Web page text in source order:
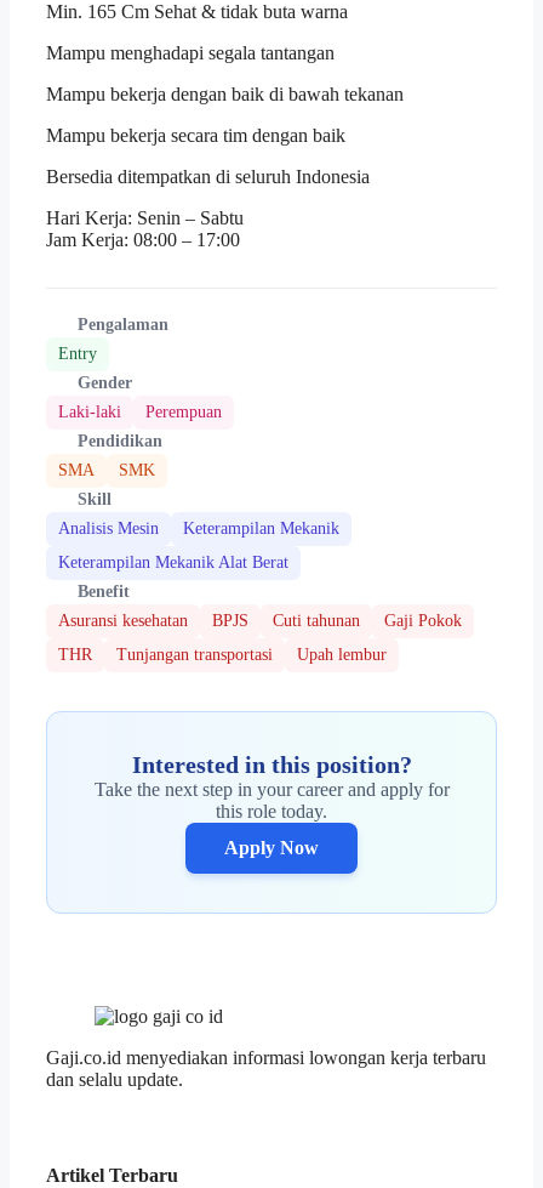
Min. 165 Cm Sehat & tidak buta warna
Mampu menghadapi segala tantangan
Mampu bekerja dengan baik di bawah tekanan
Mampu bekerja secara tim dengan baik
Bersedia ditempatkan di seluruh Indonesia
Hari Kerja: Senin – Sabtu
Jam Kerja: 08:00 – 17:00
Pengalaman
Entry
Gender
Laki-laki
Perempuan
Pendidikan
SMA
SMK
Skill
Analisis Mesin
Keterampilan Mekanik
Keterampilan Mekanik Alat Berat
Benefit
Asuransi kesehatan
BPJS Cuti tahunan
Gaji Pokok
THR
Tunjangan transportasi Upah lembur
Interested in this position?
Take the next step in your career and apply for
this role today.
Apply Now
Gaji.co.id menyediakan informasi lowongan kerja terbaru
dan selalu update.
Artikel Terbaru